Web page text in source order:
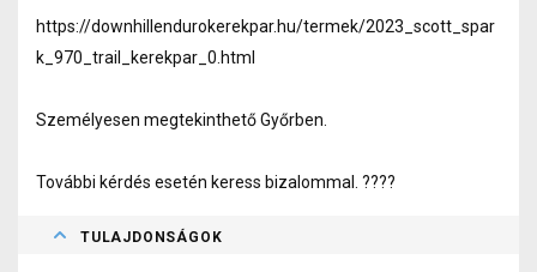
https://downhillendurokerekpar.hu/termek/2023_scott_spar
k_970_trail_kerekpar_0.html
Személyesen megtekinthető Győrben.
További kérdés esetén keress bizalommal. ????
TULAJDONSÁGOK